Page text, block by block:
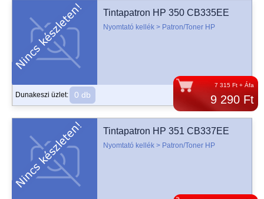
7 315 Ft + Áfa
9 290 Ft
Tintapatron HP 350 CB335EE
Nyomtató kellék > Patron/Toner HP
Dunakeszi üzlet: 0 db
Tintapatron HP 351 CB337EE
Nyomtató kellék > Patron/Toner HP